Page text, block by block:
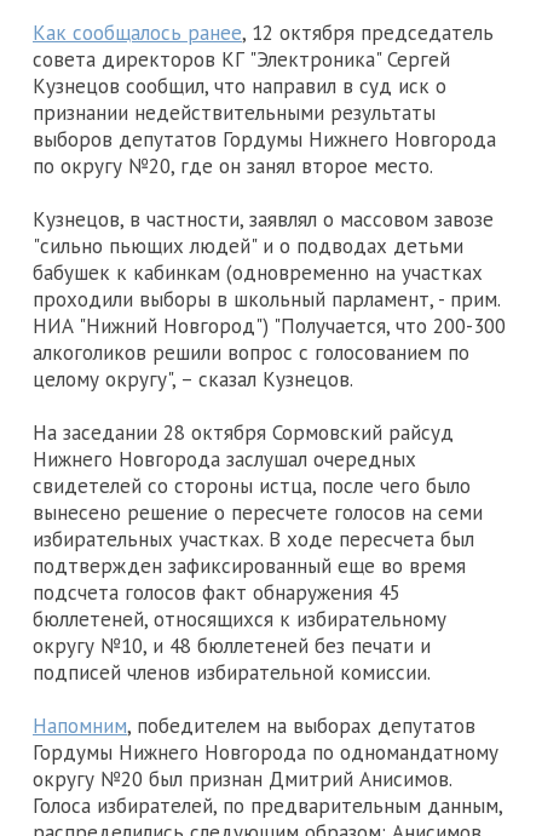
Как сообщалось ранее, 12 октября председатель
совета директоров КГ "Электроника" Сергей
Кузнецов сообщил, что направил в суд иск о
признании недействительными результаты
выборов депутатов Гордумы Нижнего Новгорода
по округу №20, где он занял второе место.
Кузнецов, в частности, заявлял о массовом завозе
"сильно пьющих людей" и о подводах детьми
бабушек к кабинкам (одновременно на участках
проходили выборы в школьный парламент, - прим.
НИА "Нижний Новгород") "Получается, что 200-300
алкоголиков решили вопрос с голосованием по
целому округу", – сказал Кузнецов.
На заседании 28 октября Сормовский райсуд
Нижнего Новгорода заслушал очередных
свидетелей со стороны истца, после чего было
вынесено решение о пересчете голосов на семи
избирательных участках. В ходе пересчета был
подтвержден зафиксированный еще во время
подсчета голосов факт обнаружения 45
бюллетеней, относящихся к избирательному
округу №10, и 48 бюллетеней без печати и
подписей членов избирательной комиссии.
Напомним, победителем на выборах депутатов
Гордумы Нижнего Новгорода по одномандатному
округу №20 был признан Дмитрий Анисимов.
Голоса избирателей, по предварительным данным,